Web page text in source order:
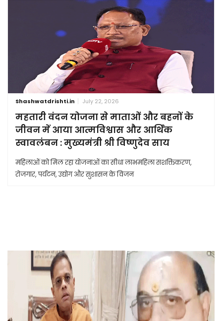
Shashwatdrishti.in July 22, 2026
महतारी वंदन योजना से माताओं और बहनों के
जीवन में आया आत्मविश्वास और आर्थिक
स्वावलंबन : मुख्यमंत्री श्री विष्णुदेव साय
महिलाओं को मिल रहा योजनाओं का सीधा लाभमहिला सशक्तिकरण,
रोजगार, पर्यटन, उद्योग और सुशासन के विजन